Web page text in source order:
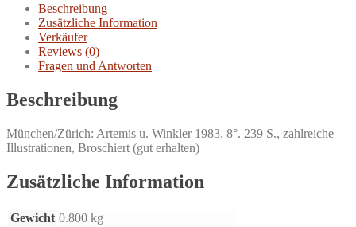
Bände
Weltliteratur
Programm
abendländischer
Menge
Beschreibung
Zusätzliche Information
Verkäufer
Reviews (0)
Fragen und Antworten
Beschreibung
München/Zürich: Artemis u. Winkler 1983. 8°. 239 S., zahlreiche
Illustrationen, Broschiert (gut erhalten)
Zusätzliche Information
Gewicht 0.800 kg